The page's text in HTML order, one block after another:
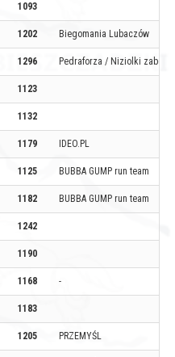
1093
1202 Biegomania Lubaczów
1296 Pedraforza / Niziolki
1123
1132
1179 IDEO.PL
1125 BUBBA GUMP run team
1182 BUBBA GUMP run team
1242
1190
1168 -
1183
1205 PRZEMYŚL